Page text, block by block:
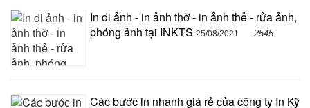
In di ảnh - in ảnh thờ - in ảnh thẻ - rửa ảnh,
phóng ảnh tại INKTS 25/08/2021 2545
Các bước in nhanh giá rẻ của công ty In Kỹ